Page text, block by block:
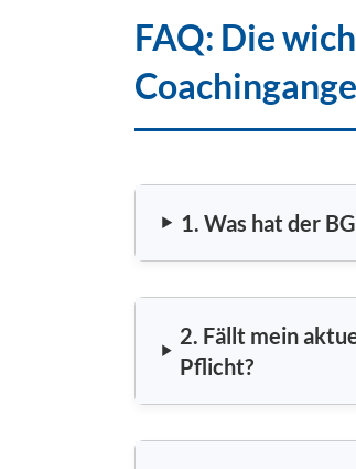
FAQ: Die
1. Was hat der
2. Fällt mein
Pflicht?